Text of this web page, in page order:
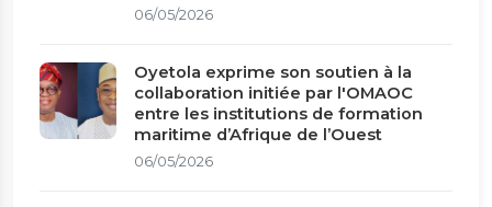
06/05/2026
Oyetola exprime son soutien à la
collaboration initiée par l'OMAOC
entre les institutions de formation
maritime d’Afrique de l’Ouest
06/05/2026